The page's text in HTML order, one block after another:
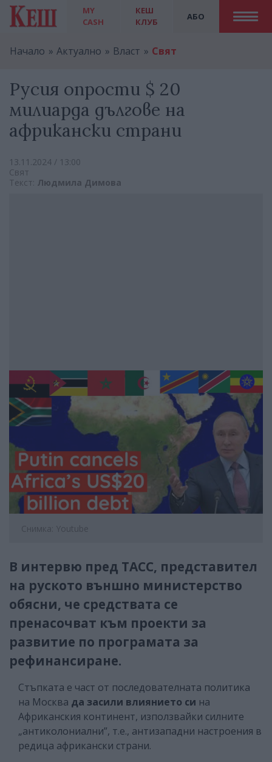
MY
CASH
АБО
КЕШ
КЛУБ
Начало Актуално Власт Свят
Русия опрости $ 20
милиарда дългове на
африкански страни
13.11.2024 / 13:00
Свят
Текст: Людмила Димова
Снимка: Youtube
В интервю пред ТАСС, представител
на руското външно министерство
обясни, че средствата се
пренасочват към проекти за
развитие по програмата за
рефинансиране.
Стъпката е част от последователната политика
на Москва да засили влиянието си на
Африканския континент, използвайки силните
„антиколониални”, т.е., антизападни настроения в
редица африкански страни.